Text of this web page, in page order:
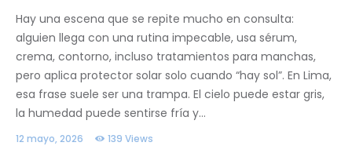
Hay una escena que se repite mucho en consulta:
alguien llega con una rutina impecable, usa sérum,
crema, contorno, incluso tratamientos para manchas,
pero aplica protector solar solo cuando “hay sol”. En Lima,
esa frase suele ser una trampa. El cielo puede estar gris,
la humedad puede sentirse fría y…
12 mayo, 2026 139 Views